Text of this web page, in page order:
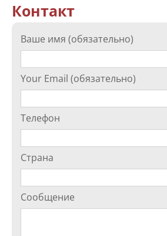
Контакт
Ваше имя (обязательно)
Your Email (обязательно)
Телефон
Страна
Сообщение